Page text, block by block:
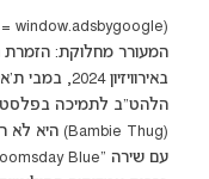
המעורר מחלוקת: הזמרת
הלהט"ב לתמיכה